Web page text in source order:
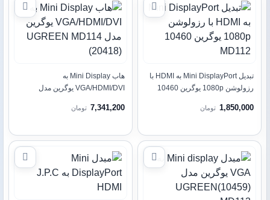
تبدیل Mini DisplayPort به HDMI با
رزولوشن 1080p یوگرین 10460
1,850,000 تومان
هاب Mini Display به
VGA/HDMI/DVI یوگرین مدل
7,341,200 تومان